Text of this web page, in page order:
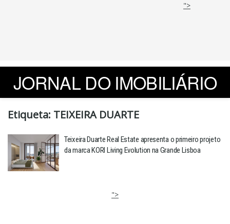
">
JORNAL DO IMOBILIÁRIO
Etiqueta: TEIXEIRA DUARTE
Teixeira Duarte Real Estate apresenta o primeiro projeto
da marca KORI Living Evolution na Grande Lisboa
">